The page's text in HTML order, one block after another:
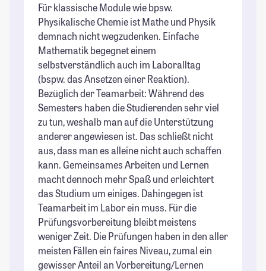
Für klassische Module wie bpsw.
Physikalische Chemie ist Mathe und Physik
demnach nicht wegzudenken. Einfache
Mathematik begegnet einem
selbstverständlich auch im Laboralltag
(bspw. das Ansetzen einer Reaktion).
Bezüglich der Teamarbeit: Während des
Semesters haben die Studierenden sehr viel
zu tun, weshalb man auf die Unterstützung
anderer angewiesen ist. Das schließt nicht
aus, dass man es alleine nicht auch schaffen
kann. Gemeinsames Arbeiten und Lernen
macht dennoch mehr Spaß und erleichtert
das Studium um einiges. Dahingegen ist
Teamarbeit im Labor ein muss. Für die
Prüfungsvorbereitung bleibt meistens
weniger Zeit. Die Prüfungen haben in den aller
meisten Fällen ein faires Niveau, zumal ein
gewisser Anteil an Vorbereitung/Lernen